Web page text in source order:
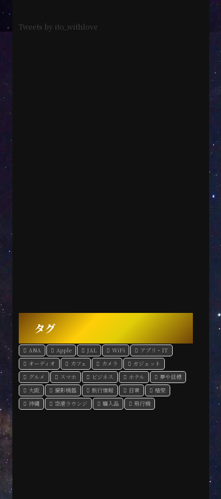
Tweets by ito_withlove
タグ
ANA Apple JAL WiFi
アプリ・IT
オーディオ
カフェ カメラ
ガジェット
グルメ
スマホ ビジネス ホテル
夢や目標
大阪
撮影機器 旅行情報 日常
格安
沖縄
空港ラウンジ 購入品 飛行機